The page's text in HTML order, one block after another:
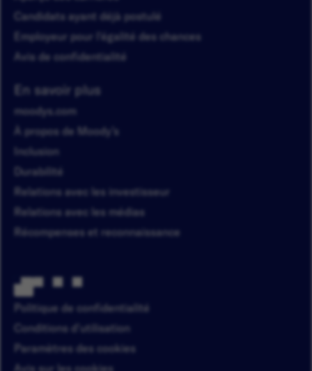
Candidats ayant déjà postulé
Employeur pour l'égalité des chances
Avis de confidentialité
En savoir plus
moodys.com
À propos de Moody’s
Inclusion
Durabilité
Relations avec les investisseur
Relations avec les médias
Récompenses et reconnaissance
Politique de confidentialité
Conditions d'utilisation
Paramètres des cookies
Avis sur les cookies